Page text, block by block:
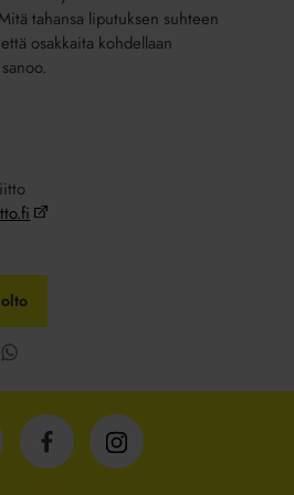
tahansa liputuksen suhteen
osakkaita kohdellaan
IsännöintiliittoIsännöintiliitto